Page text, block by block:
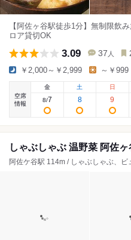
【阿佐ヶ谷駅徒歩1分】無制限飲
ロア貸切OK
3.09 37 人
￥2,000～￥2,999 ～￥999
空席
情報
金
8/7
土
8
日
9
しゃぶしゃぶ 温野菜 阿佐ヶ
阿佐ケ谷駅 114m / しゃぶしゃぶ、ビ